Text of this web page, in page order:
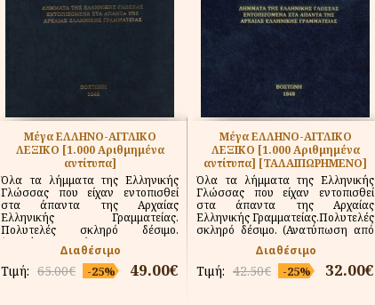
Μέγα ΕΛΛΗΝΟ-ΑΓΓΛΙΚΟ
ΛΕΞΙΚΟ [1.000 Αριθμημένα
αντίτυπα]
Όλα τα λήμματα της Ελληνικής
Γλώσσας που είχαν εντοπισθεί
στα άπαντα της Αρχαίας
Ελληνικής Γραμματείας.
Πολυτελές σκληρό δέσιμο.
(Ανατύπωση από...
Διαθέσιμο
Τιμή: 65.00€ -25% 49.00€
Μέγα ΕΛΛΗΝΟ-ΑΓΓΛΙΚΟ
ΛΕΞΙΚΟ [1.000 Αριθμημένα
αντίτυπα] [ΤΑΛΑΙΠΩΡΗΜΕΝΟ]
Όλα τα λήμματα της Ελληνικής
Γλώσσας που είχαν εντοπισθεί
στα άπαντα της Αρχαίας
Ελληνικής Γραμματείας.Πολυτελές
σκληρό δέσιμο. (Ανατύπωση από
Διαθέσιμο
Τιμή: 42.50€ -25% 32.00€